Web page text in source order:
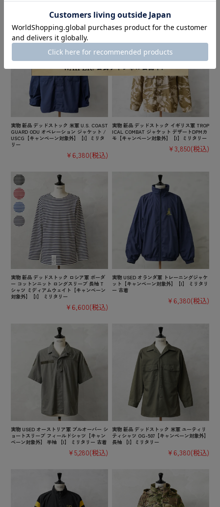
¥10,780(税込) ¥10,780(税込)
実物 新品 デッドストック 米軍 U.S. COAST
GUARD ODU オペレーション ジャケット /
USCG【キャンペーン対象外】【I】ミリタ
リー
¥6,380(税込)
実物 新品 デッドストック イギリス軍 TROP
ICAL COMBAT ジャケット デザートDPMカ
モ【キャンペーン対象外】【I】ミリタリー
¥3,850(税込)
実物 新品 デッドストック ロシア軍 ボーダ
ー コットンニット ロングスリーブ 長袖 T
シャツ ミディアムウェイト【キャンペーン
対象外】【I】 ミリタリー
¥6,600(税込)
実物 USED オランダ軍 トレーニングジャケ
ット【キャンペーン対象外】【I】 ミリタリ
ー 古着
¥6,380(税込)
実物 USED オーストリア軍 プルオーバー シ
ョートスリーブ フィールドシャツ【キャン
ペーン対象外】 半袖 【I】 ミリタリー 古着
¥5,280(税込)
実物 新品 デッドストック 米軍 ユーティリ
ティシャツ OG-507【キャンペーン対象外】
長袖 【I】ミリタリー
¥6,380(税込)